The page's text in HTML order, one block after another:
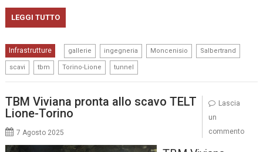
LEGGI TUTTO
Infrastrutture gallerie ingegneria Moncenisio Salbertrand
scavi tbm Torino-Lione tunnel
TBM Viviana pronta allo scavo TELT
Lione-Torino
7 Agosto 2025
Lascia
un
commento